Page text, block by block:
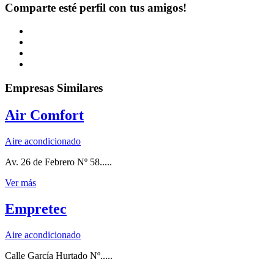
Comparte esté perfil con tus amigos!
Empresas Similares
Air Comfort
Aire acondicionado
Av. 26 de Febrero Nº 58.....
Ver más
Empretec
Aire acondicionado
Calle García Hurtado Nº.....